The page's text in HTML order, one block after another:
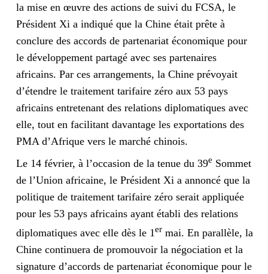
la mise en œuvre des actions de suivi du FCSA, le
Président Xi a indiqué que la Chine était prête à
conclure des accords de partenariat économique pour
le développement partagé avec ses partenaires
africains. Par ces arrangements, la Chine prévoyait
d’étendre le traitement tarifaire zéro aux 53 pays
africains entretenant des relations diplomatiques avec
elle, tout en facilitant davantage les exportations des
PMA d’Afrique vers le marché chinois.
Le 14 février, à l’occasion de la tenue du 39e Sommet
de l’Union africaine, le Président Xi a annoncé que la
politique de traitement tarifaire zéro serait appliquée
pour les 53 pays africains ayant établi des relations
diplomatiques avec elle dès le 1er mai. En parallèle, la
Chine continuera de promouvoir la négociation et la
signature d’accords de partenariat économique pour le